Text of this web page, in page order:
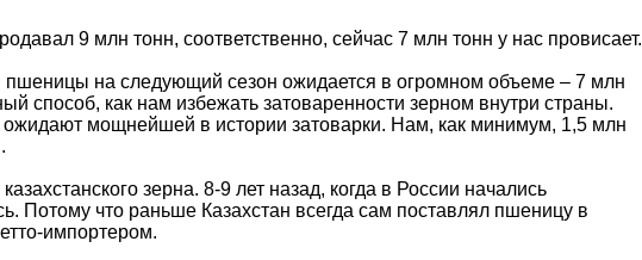
9 млн тонн, соответственно, сейчас 7 млн тонн у нас провисает.
на следующий сезон ожидается в огромном объеме – 7 млн
способ, как нам избежать затоваренности зерном внутри страны.
мощнейшей в истории затоварки. Нам, как минимум, 1,5 млн
зерна. 8-9 лет назад, когда в России начались
Потому что раньше Казахстан всегда сам поставлял пшеницу в
импортером.